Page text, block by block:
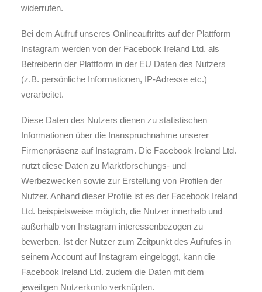
widerrufen.
Bei dem Aufruf unseres Onlineauftritts auf der Plattform
Instagram werden von der Facebook Ireland Ltd. als
Betreiberin der Plattform in der EU Daten des Nutzers
(z.B. persönliche Informationen, IP-Adresse etc.)
verarbeitet.
Diese Daten des Nutzers dienen zu statistischen
Informationen über die Inanspruchnahme unserer
Firmenpräsenz auf Instagram. Die Facebook Ireland Ltd.
nutzt diese Daten zu Marktforschungs- und
Werbezwecken sowie zur Erstellung von Profilen der
Nutzer. Anhand dieser Profile ist es der Facebook Ireland
Ltd. beispielsweise möglich, die Nutzer innerhalb und
außerhalb von Instagram interessenbezogen zu
bewerben. Ist der Nutzer zum Zeitpunkt des Aufrufes in
seinem Account auf Instagram eingeloggt, kann die
Facebook Ireland Ltd. zudem die Daten mit dem
jeweiligen Nutzerkonto verknüpfen.